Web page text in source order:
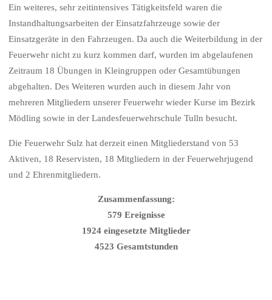
Ein weiteres, sehr zeitintensives Tätigkeitsfeld waren die
Instandhaltungsarbeiten der Einsatzfahrzeuge sowie der
Einsatzgeräte in den Fahrzeugen. Da auch die Weiterbildung in der
Feuerwehr nicht zu kurz kommen darf, wurden im abgelaufenen
Zeitraum 18 Übungen in Kleingruppen oder Gesamtübungen
abgehalten. Des Weiteren wurden auch in diesem Jahr von
mehreren Mitgliedern unserer Feuerwehr wieder Kurse im Bezirk
Mödling sowie in der Landesfeuerwehrschule Tulln besucht.
Die Feuerwehr Sulz hat derzeit einen Mitgliederstand von 53
Aktiven, 18 Reservisten, 18 Mitgliedern in der Feuerwehrjugend
und 2 Ehrenmitgliedern.
Zusammenfassung:
579 Ereignisse
1924 eingesetzte Mitglieder
4523 Gesamtstunden